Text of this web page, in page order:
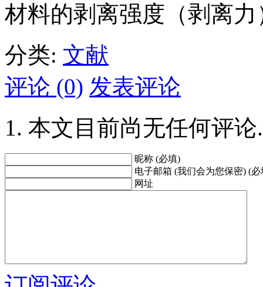
材料的剥离强度（剥离
分类: 文献
评论 (0) 发表评论
本文目前尚无任何评论.
昵称 (必填)
电子邮箱 (我们会为您保密) (必
网址